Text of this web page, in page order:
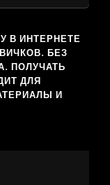
В ИНТЕРНЕТЕ
БЕЗ
ПОЛУЧАТЬ
ДЛЯ
И